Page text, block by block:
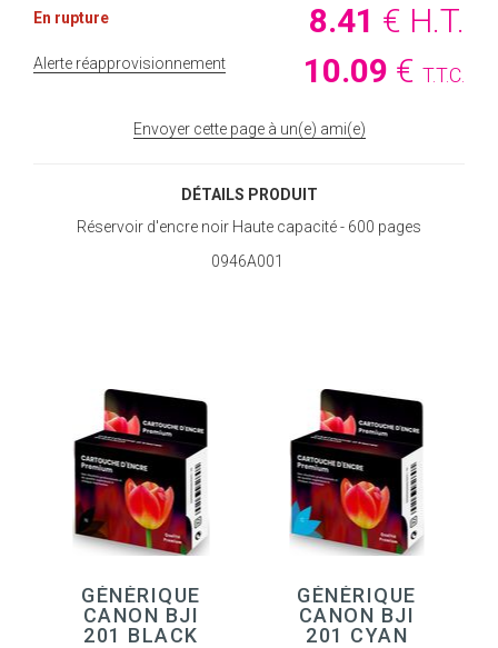
8.41 € H.T.
10.09 € T.T.C.
En rupture
Alerte réapprovisionnement
Envoyer cette page à un(e) ami(e)
DÉTAILS PRODUIT
Réservoir d'encre noir Haute capacité - 600 pages
0946A001
GÉNÉRIQUE
CANON BJI
201 BLACK
GÉNÉRIQUE
CANON BJI
201 CYAN